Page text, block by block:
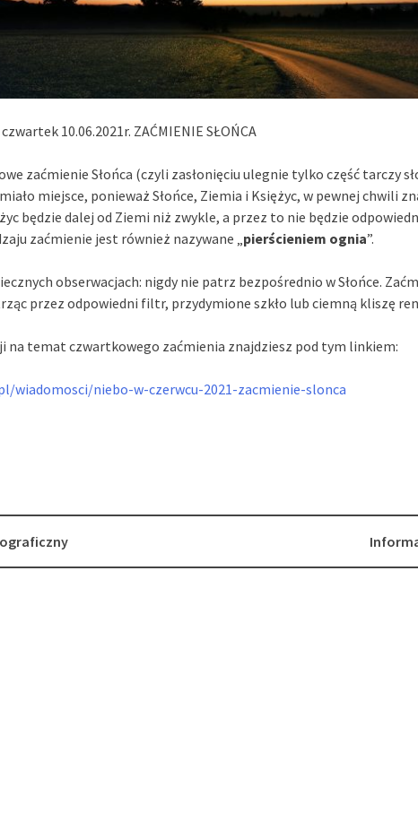
10.06.2021r. ZAĆMIENIE SŁOŃCA
zaćmienie Słońca (czyli zasłonięciu ulegnie tylko część tarczy
miejsce, ponieważ Słońce, Ziemia i Księżyc, w pewnej chwili
będzie dalej od Ziemi niż zwykle, a przez to nie będzie
zaćmienie jest również nazywane „pierścieniem ognia”.
obserwacjach: nigdy nie patrz bezpośrednio w Słońce.
przez odpowiedni filtr, przydymione szkło lub ciemną kliszę
na temat czwartkowego zaćmienia znajdziesz pod tym linkiem:
wiadomosci/niebo-w-czerwcu-2021-zacmienie-slonca